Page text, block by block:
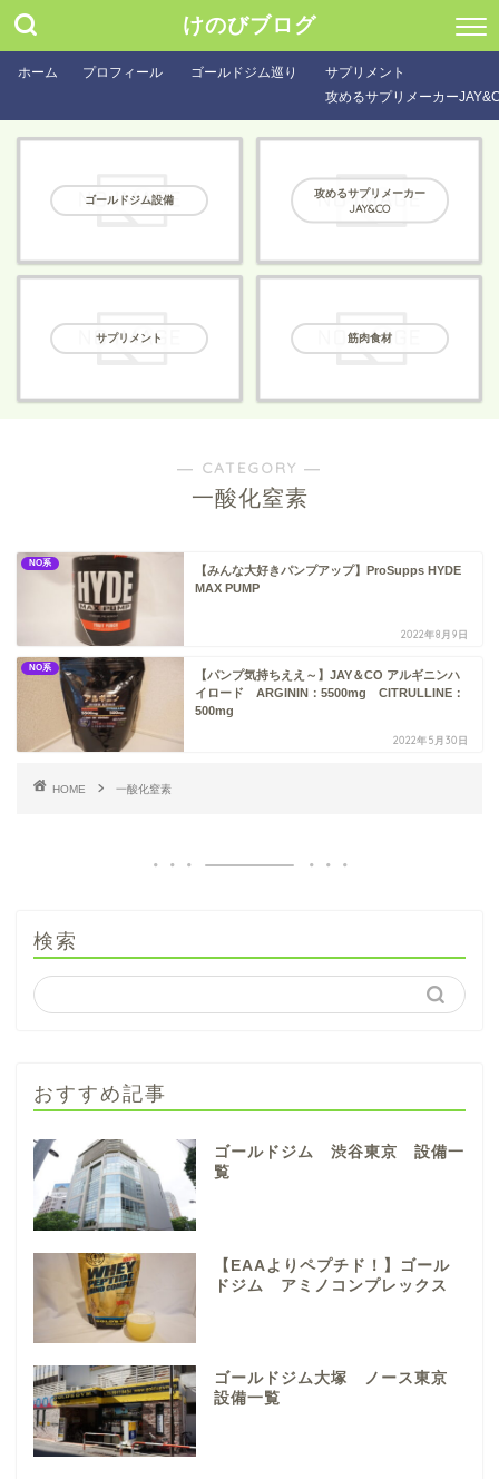
けのびブログ
ホーム プロフィール ゴールドジム巡り
サプリメント
攻めるサプリメーカー
ゴールドジム設備
攻めるサプリメーカー
JAY&CO
サプリメント 筋肉食材
― CATEGORY ―
一酸化窒素
NO系
【みんな大好きパンプアップ】ProSupps HYDE
MAX PUMP
2022年8月9日
NO系
【パンプ気持ちええ～】JAY＆CO アルギニンハ
イロード ARGININ：5500mg CITRULLINE：
500mg
2022年5月30日
HOME 一酸化窒素
検索
おすすめ記事
ゴールドジム 渋谷東京 設備一
覧
【EAAよりペプチド！】ゴール
ドジム アミノコンプレックス
ゴールドジム大塚 ノース東京
設備一覧